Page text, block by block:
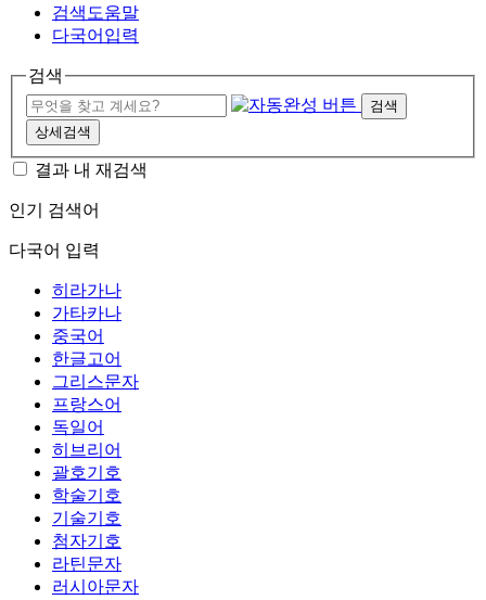
검색도움말
다국어입력
검색
검색
상세검색
결과 내 재검색
인기 검색어
다국어 입력
히라가나
가타카나
중국어
한글고어
그리스문자
프랑스어
독일어
히브리어
괄호기호
학술기호
기술기호
첨자기호
라틴문자
러시아문자